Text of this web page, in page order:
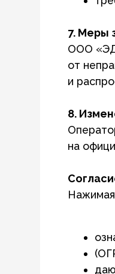
Оператор
Согласие
Нажимая
(ОГРН
даю